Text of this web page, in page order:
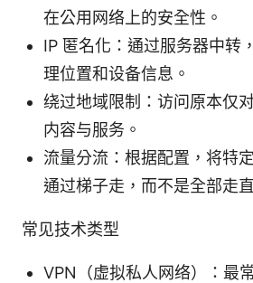
在公用网络上的安全性。
IP 匿名化：通过服务器中转
理位置和设备信息。
绕过地域限制：访问原本仅
内容与服务。
流量分流：根据配置，将特
通过梯子走，而不是全部走
常见技术类型
VPN（虚拟私人网络）：最